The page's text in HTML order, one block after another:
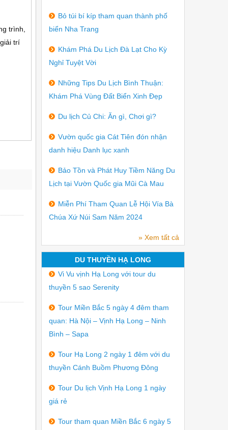
trình,
trí
Bỏ túi bí kíp tham quan thành phố
biển Nha Trang
Khám Phá Du Lịch Đà Lạt Cho Kỳ
Nghỉ Tuyệt Vời
Những Tips Du Lịch Bình Thuận:
Khám Phá Vùng Đất Biển Xinh Đẹp
Du lịch Củ Chi: Ăn gì, Chơi gì?
Vườn quốc gia Cát Tiên đón nhận
danh hiệu Danh lục xanh
Bảo Tồn và Phát Huy Tiềm Năng Du
Lịch tại Vườn Quốc gia Mũi Cà Mau
Miễn Phí Tham Quan Lễ Hội Vía Bà
Chúa Xứ Núi Sam Năm 2024
» Xem tất cả
DU THUYỀN HẠ LONG
Vi Vu vịnh Hạ Long với tour du
thuyền 5 sao Serenity
Tour Miền Bắc 5 ngày 4 đêm tham
quan: Hà Nội – Vịnh Hạ Long – Ninh
Bình – Sapa
Tour Hạ Long 2 ngày 1 đêm với du
thuyền Cánh Buồm Phương Đông
Tour Du lịch Vịnh Hạ Long 1 ngày
giá rẻ
Tour tham quan Miền Bắc 6 ngày 5